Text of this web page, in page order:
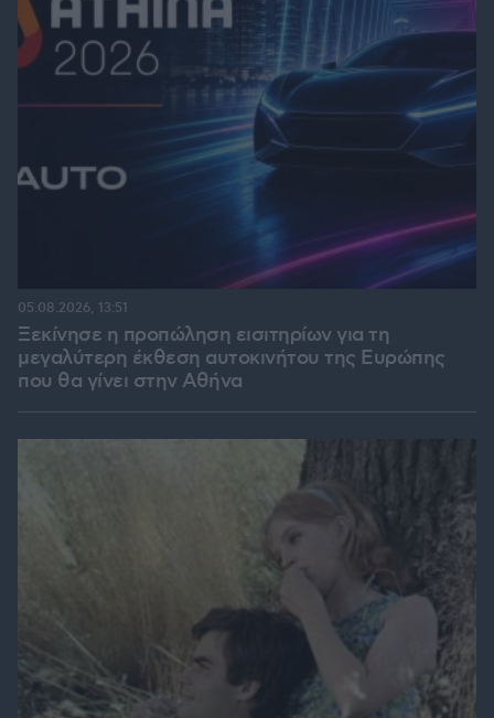
Ξεκίνησε η προπώληση εισιτηρίων για τη
μεγαλύτερη έκθεση αυτοκινήτου της Ευρώπης
που θα γίνει στην Αθήνα
05.08.2026, 13:51